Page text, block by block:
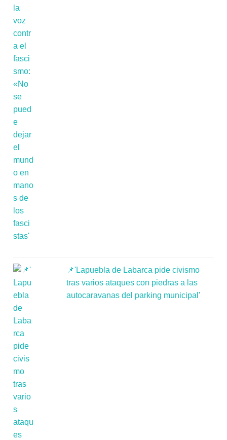
📌'Lapuebla de Labarca pide civismo
tras varios ataques con piedras a las
autocaravanas del parking municipal'